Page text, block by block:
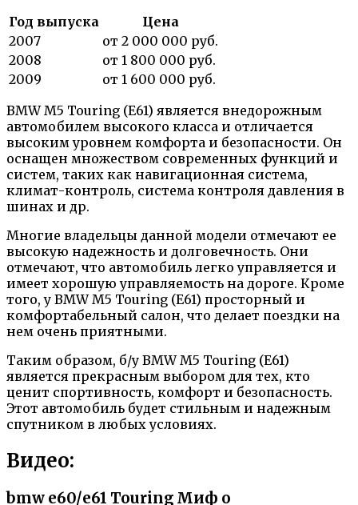
Год выпуска
Цена
2007
от 2 000 000 руб.
2008
от 1 800 000 руб.
2009
от 1 600 000 руб.
BMW M5 Touring (E61) является внедорожным
автомобилем высокого класса и отличается
высоким уровнем комфорта и безопасности. Он
оснащен множеством современных функций и
систем, таких как навигационная система,
климат-контроль, система контроля давления в
шинах и др.
Многие владельцы данной модели отмечают ее
высокую надежность и долговечность. Они
отмечают, что автомобиль легко управляется и
имеет хорошую управляемость на дороге. Кроме
того, у BMW M5 Touring (E61) просторный и
комфортабельный салон, что делает поездки на
нем очень приятными.
Таким образом, б/у BMW M5 Touring (E61)
является прекрасным выбором для тех, кто
ценит спортивность, комфорт и безопасность.
Этот автомобиль будет стильным и надежным
спутником в любых условиях.
Видео:
bmw е60/е61 Touring Миф о